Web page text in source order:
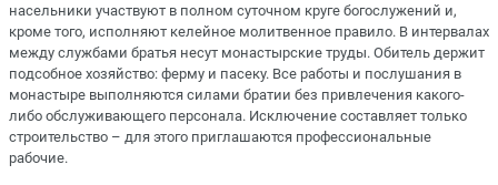
насельники участвуют в полном суточном круге богослужений и,
кроме того, исполняют келейное молитвенное правило. В интервалах
между службами братья несут монастырские труды. Обитель держит
подсобное хозяйство: ферму и пасеку. Все работы и послушания в
монастыре выполняются силами братии без привлечения какого-
либо обслуживающего персонала. Исключение составляет только
строительство – для этого приглашаются профессиональные
рабочие.